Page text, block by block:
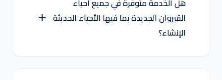
هل الخدمة متوفرة في جميع أحياء
القيروان الجديدة بما فيها الأحياء الحديثة
الإنشاء؟